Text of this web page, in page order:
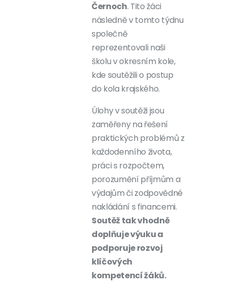
Černoch. Tito žáci
následně v tomto týdnu
společně
reprezentovali naši
školu v okresním kole,
kde soutěžili o postup
do kola krajského.
Úlohy v soutěži jsou
zaměřeny na řešení
praktických problémů z
každodenního života,
práci s rozpočtem,
porozumění příjmům a
výdajům či zodpovědné
nakládání s financemi.
Soutěž tak vhodně
doplňuje výuku a
podporuje rozvoj
klíčových
kompetencí žáků.